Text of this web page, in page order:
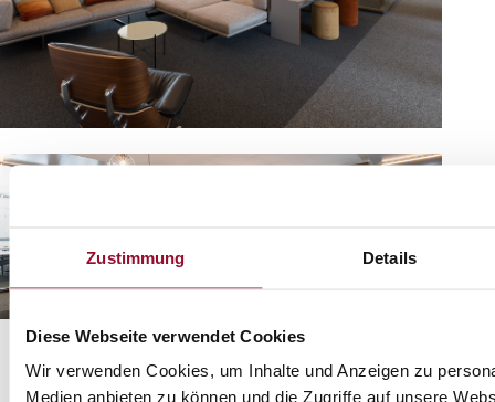
Zustimmung Details
Diese Webseite verwendet Cookies
Wir verwenden Cookies, um Inhalte und Anzeigen zu
Medien anbieten zu können und die Zugriffe auf unsere